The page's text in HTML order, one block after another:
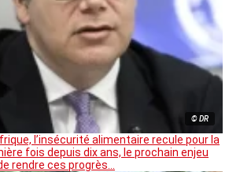
© DR
l’insécurité alimentaire recule pour la
fois depuis dix ans, le prochain enjeu
rendre ces progrès…